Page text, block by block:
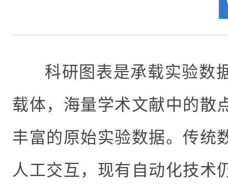
科研图表是承载实验数
载体，海量学术文献中的散
丰富的原始实验数据。传统
人工交互，现有自动化技术